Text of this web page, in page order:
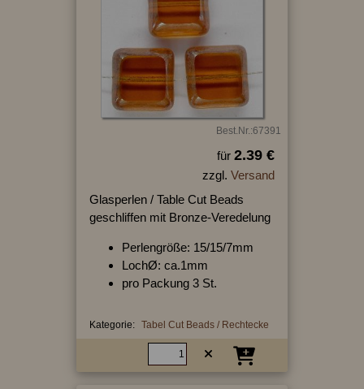
Best.Nr.:67391
für 2.39 €
zzgl. Versand
Glasperlen / Table Cut Beads
geschliffen mit Bronze-Veredelung
Perlengröße: 15/15/7mm
LochØ: ca.1mm
pro Packung 3 St.
Kategorie: Tabel Cut Beads / Rechtecke